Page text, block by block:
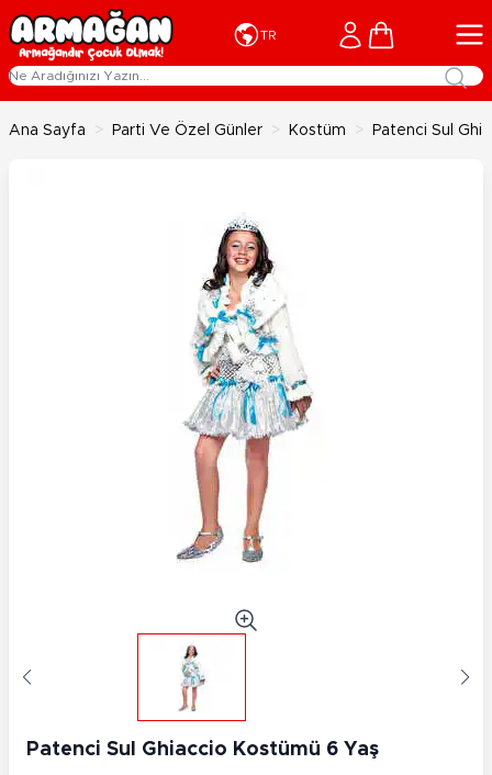
İçeriğe geç
TR Cart
Ana Sayfa > Parti Ve Özel Günler > Kostüm > Patenci Sul
Patenci Sul Ghiaccio Kostümü 6 Yaş